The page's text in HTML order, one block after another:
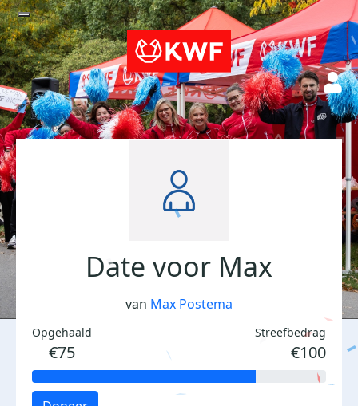
Date voor Max
van Max Postema
Opgehaald
€75
Streefbedrag
€100